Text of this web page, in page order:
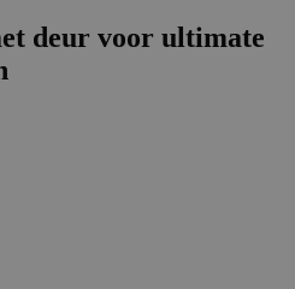
deur voor ultimate